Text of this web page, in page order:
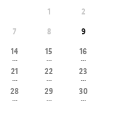
1
2
7 8
9
14
---
15
---
16
---
21
---
22
---
23
---
28
---
29
---
30
---